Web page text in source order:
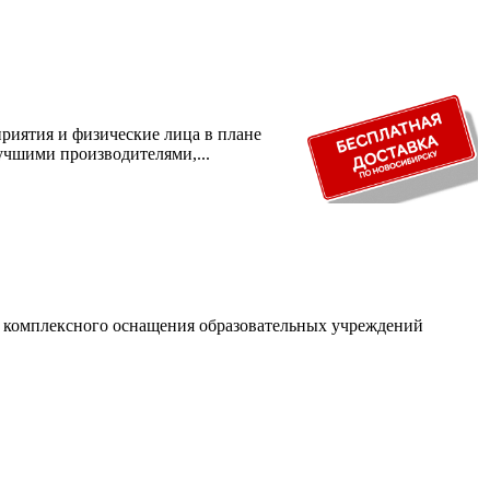
и физические лица в плане
производителями,...
оснащения образовательных учреждений